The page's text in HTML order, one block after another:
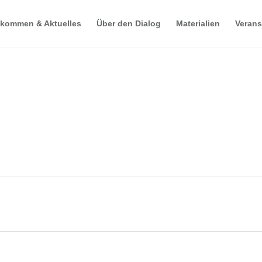
& Aktuelles Über den Dialog Materialien